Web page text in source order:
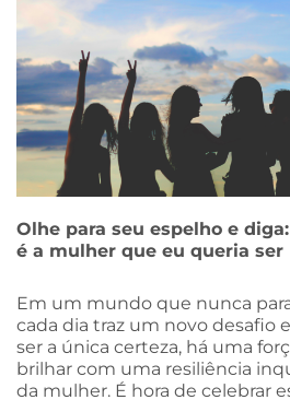
Olhe para seu espelho e
é a mulher que eu queria ser
Em um mundo que nunca
cada dia traz um novo desafio
ser a única certeza, há uma
brilhar com uma resiliência
da mulher. É hora de celebrar